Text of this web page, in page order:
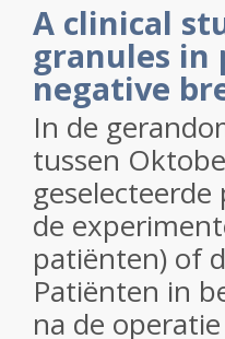
A clinical
granules
negative
In de
tussen
de
patiënten) of
Patiënten in
na de